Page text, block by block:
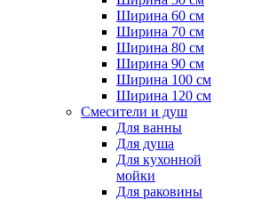
Ширина 60 см
Ширина 70 см
Ширина 80 см
Ширина 90 см
Ширина 100 см
Ширина 120 см
Смесители и душ
Для ванны
Для душа
Для кухонной
мойки
Для раковины